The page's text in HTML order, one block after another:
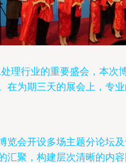
理行业的重要盛会，本
为期三天的展会上，专
会开设多场主题分论坛
聚，构建层次清晰的内